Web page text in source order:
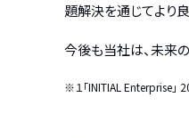
題解決を通じてより
今後も当社は、未来
※１「INITIAL Enterprise」